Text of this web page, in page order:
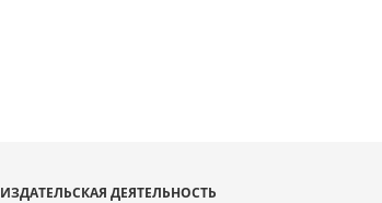
ИЗДАТЕЛЬСКАЯ ДЕЯТЕЛЬНОСТЬ